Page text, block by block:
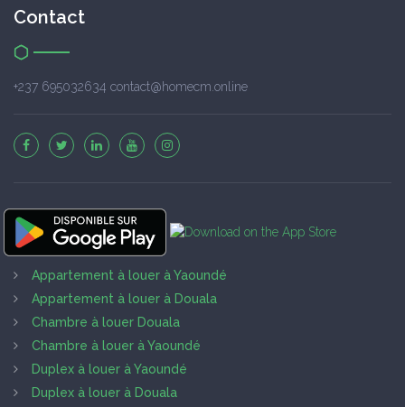
Contact
+237 695032634 contact@homecm.online
Appartement à louer à Yaoundé
Appartement à louer à Douala
Chambre à louer Douala
Chambre à louer à Yaoundé
Duplex à louer à Yaoundé
Duplex à louer à Douala